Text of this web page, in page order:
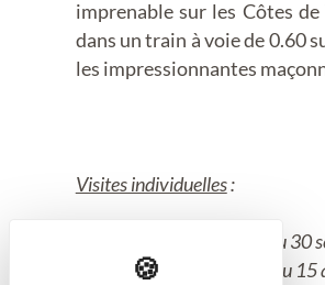
imprenable sur les Côtes
dans un train à voie de 0.60
les impressionnantes
Visites individuelles:
du 1er mai au 30
du 14 juillet au